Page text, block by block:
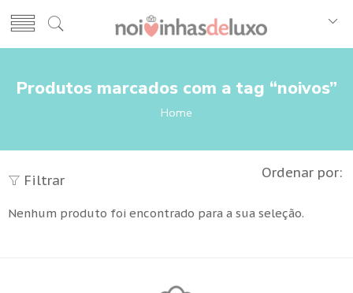
Produtos marcados com a tag “noivos”
Home
Filtrar Ordenar por:
Nenhum produto foi encontrado para a sua seleção.